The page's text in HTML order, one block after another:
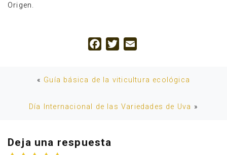
Origen.
Facebook
Twitter
« Guía básica de la viticultura ecológica
Día Internacional de las Variedades de Uva »
Deja una respuesta